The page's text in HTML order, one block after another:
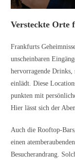
Versteckte Orte
Frankfurts
unscheinbaren
hervorragende Drinks,
einlädt. Diese
punkten mit
Hier lässt sich der
Auch die Rooftop-
einen
Besucherandrang.